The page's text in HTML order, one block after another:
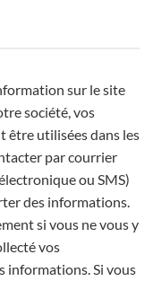
sur le site
société, vos
être utilisées dans les
par courrier
ou SMS)
des informations.
si vous ne vous y
vos
informations. Si vous